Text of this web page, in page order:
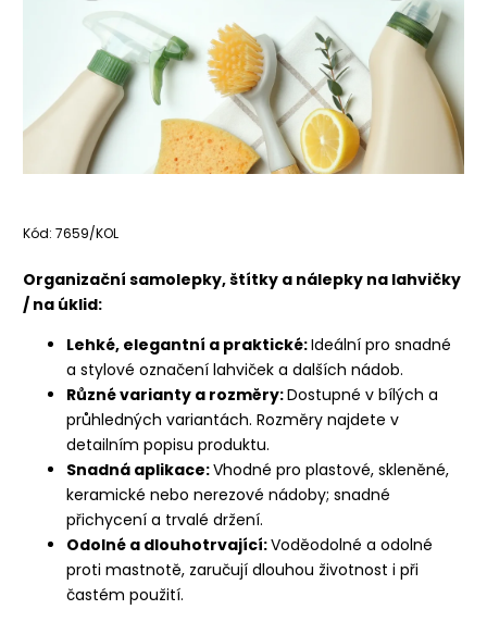
Kód: 7659/KOL
Organizační samolepky, štítky a nálepky na lahvičky
/ na úklid:
Lehké, elegantní a praktické:Ideální pro snadné
a stylové označení lahviček a dalších nádob.
Různé varianty a rozměry:Dostupné v bílých a
průhledných variantách. Rozměry najdete v
detailním popisu produktu.
Snadná aplikace:Vhodné pro plastové, skleněné,
keramické nebo nerezové nádoby; snadné
přichycení a trvalé držení.
Odolné a dlouhotrvající:Voděodolné a odolné
proti mastnotě, zaručují dlouhou životnost i při
častém použití.